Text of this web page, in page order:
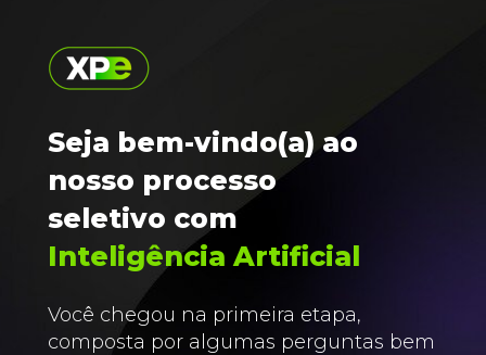
Seja bem-vindo(a) ao
nosso processo
seletivo com
Inteligência Artificial
Você chegou na primeira etapa,
composta por algumas perguntas bem